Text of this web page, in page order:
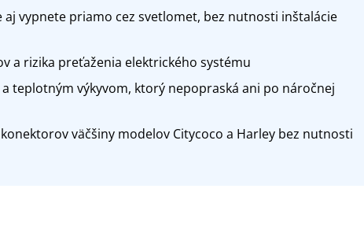
vypnete priamo cez svetlomet, bez nutnosti inštalácie
rizika preťaženia elektrického systému
výkyvom, ktorý nepopraská ani po náročnej
väčšiny modelov Citycoco a Harley bez nutnosti